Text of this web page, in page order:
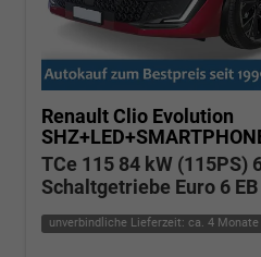
Renault Clio Evolution
TCe 115 84 kW (115PS)
Schaltgetriebe Euro 6 EB
unverbindliche Lieferzeit: ca. 4 Monate